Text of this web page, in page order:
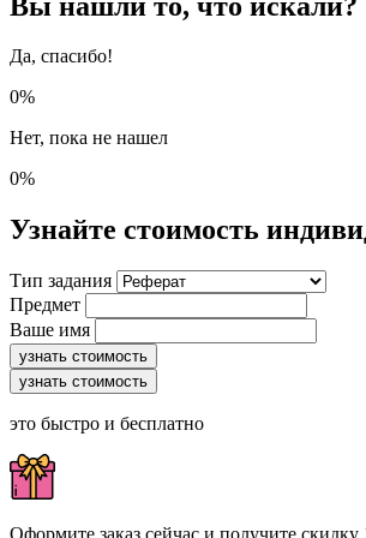
Да, спасибо!
0%
Нет, пока не нашел
0%
Узнайте стоимость
Тип задания
Предмет
Ваше имя
узнать стоимость
узнать стоимость
это быстро и бесплатно